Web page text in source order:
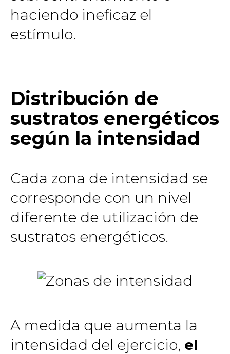
haciendo ineficaz el
estímulo.
Distribución de
sustratos energéticos
según la intensidad
Cada zona de intensidad se
corresponde con un nivel
diferente de utilización de
sustratos energéticos.
A medida que aumenta la
intensidad del ejercicio, el